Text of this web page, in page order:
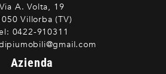
Via A. Volta, 19
Villorba (TV)
0422-910311
Azienda